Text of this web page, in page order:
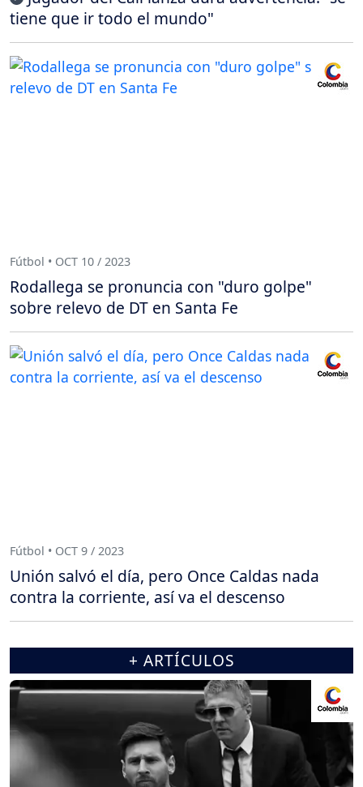
tiene que ir todo el mundo"
Fútbol • OCT 10 / 2023
Rodallega se pronuncia con "duro golpe"
sobre relevo de DT en Santa Fe
Fútbol • OCT 9 / 2023
Unión salvó el día, pero Once Caldas nada
contra la corriente, así va el descenso
+ ARTÍCULOS